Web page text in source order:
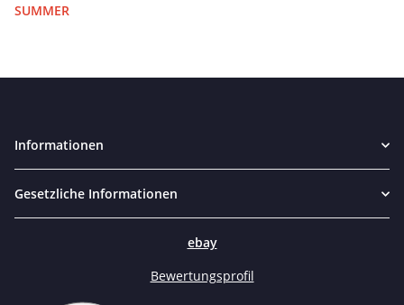
SUMMER
Informationen
Gesetzliche Informationen
ebay
Bewertungsprofil